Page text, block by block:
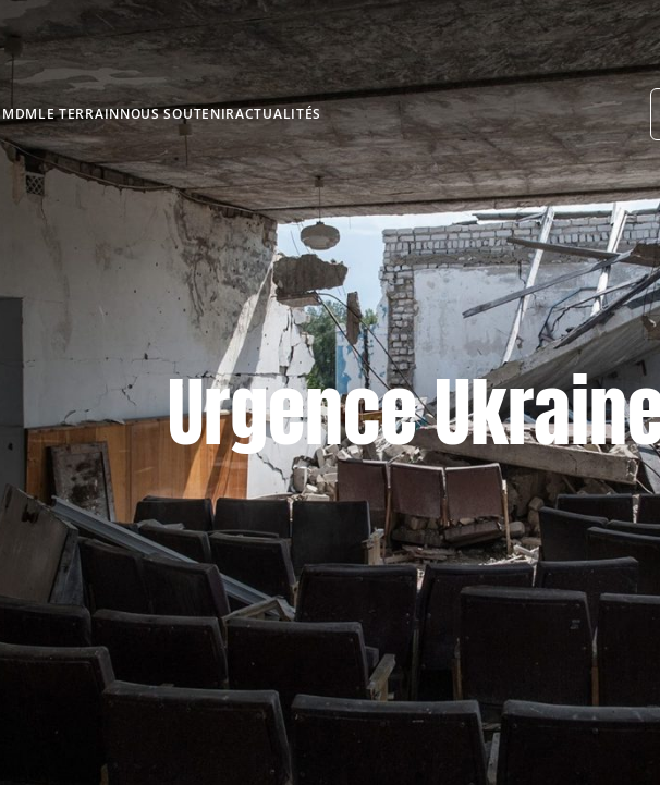
MDMLE TERRAINNOUS SOUTENIRACTUALITÉS BESOIN
Urgence